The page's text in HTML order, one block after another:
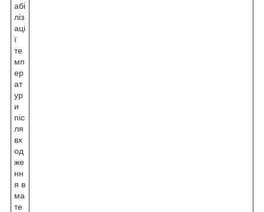
абі
ліз
аці
ї
те
мп
ер
ат
ур
и
піс
ля
вх
од
же
нн
я в
ма
те